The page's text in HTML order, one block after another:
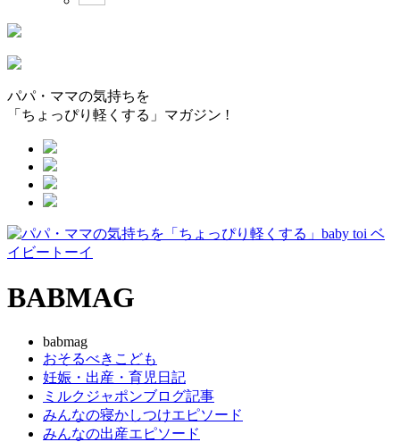
パパ・ママの気持ちを
「ちょっぴり軽くする」マガジン !
BABMAG
babmag
おそるべきこども
妊娠・出産・育児日記
ミルクジャポンブログ記事
みんなの寝かしつけエピソード
みんなの出産エピソード